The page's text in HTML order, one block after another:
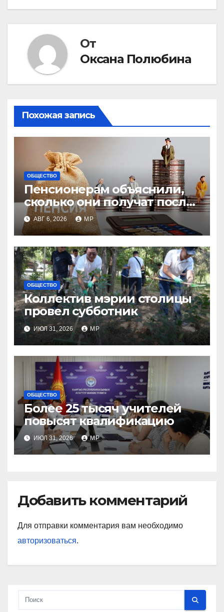
От
Оксана Полюбина
Похожая запись
ОБЩЕСТВО
Пенсионерам объяснили,
сколько они получат после
индексации
АВГ 6, 2026 MP
ОБЩЕСТВО
Коллектив мэрии столицы
провел субботник
ИЮЛ 31, 2026 MP
ОБЩЕСТВО
Более 25 тысяч учителей
повысят квалификацию
ИЮЛ 31, 2026 MP
Добавить комментарий
Для отправки комментария вам необходимо
авторизоваться.